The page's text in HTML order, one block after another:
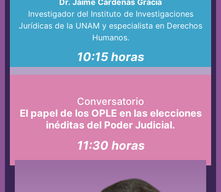
Dr. Jaime Cárdenas Gracia
Investigador del Instituto de Investigaciones
Jurídicas de la UNAM y especialista en Derechos
Humanos.
10:15 horas
Conversatorio
El papel de los OPLE en las elecciones
inéditas del Poder Judicial.
11:30 horas